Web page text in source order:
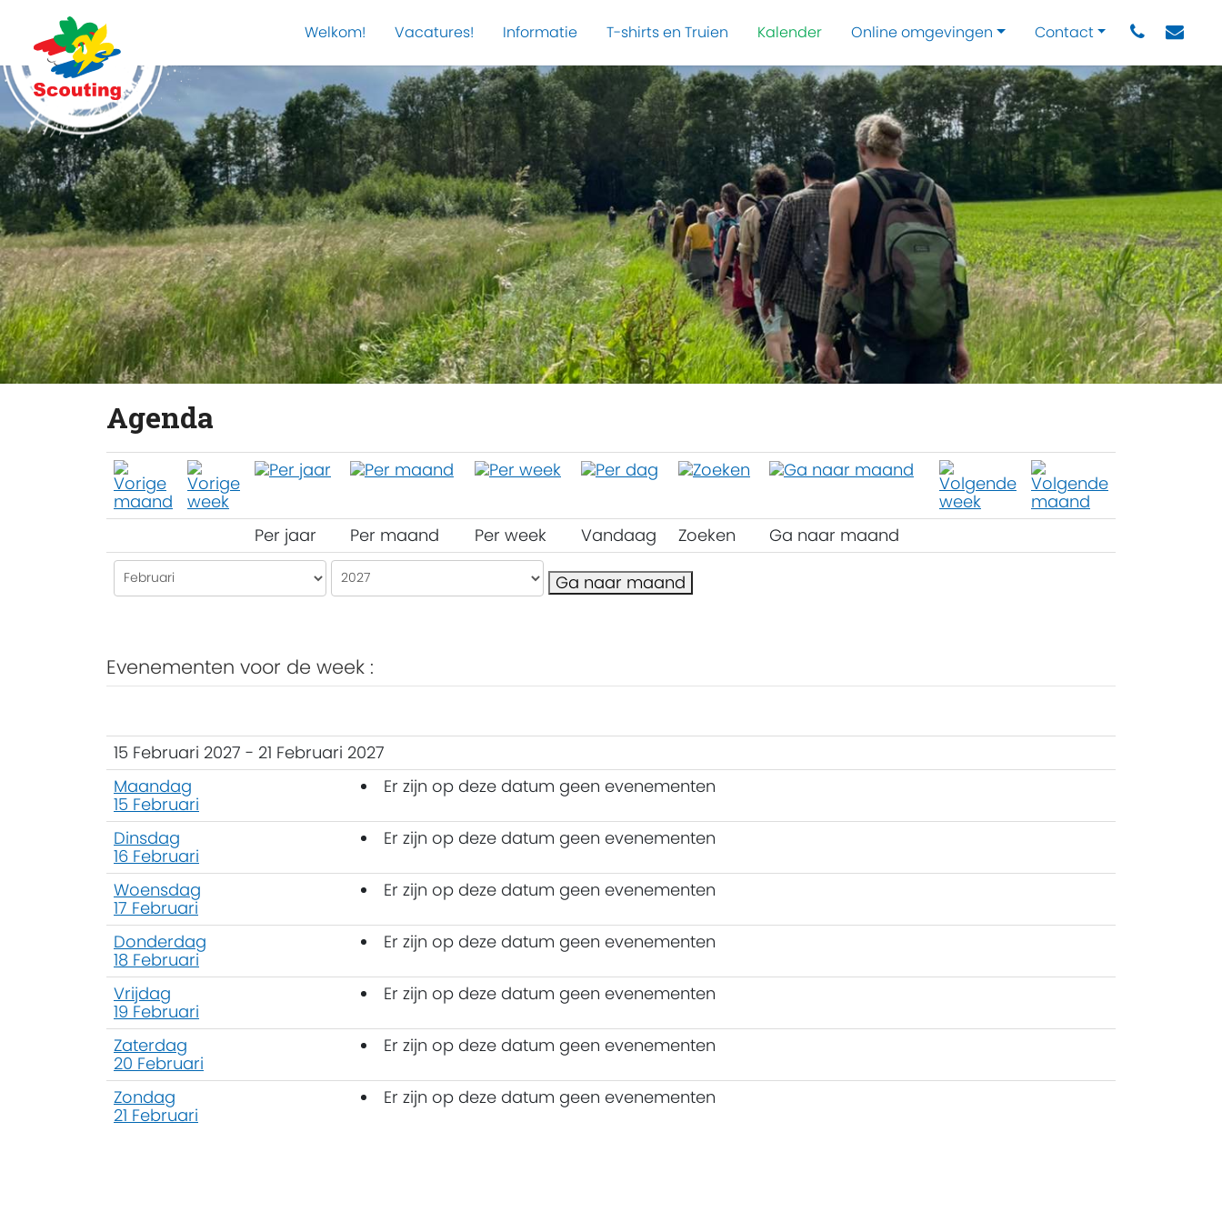
Welkom! Vacatures! Informatie T-shirts en Truien Kalender Online omgevingen Contact
Agenda
Per jaar Per maand Per week Vandaag Zoeken Ga naar maand
Ga naar maand
Evenementen voor de week :
15 Februari 2027 - 21 Februari 2027
Maandag
15 Februari
Er zijn op deze datum geen evenementen
Dinsdag
16 Februari
Er zijn op deze datum geen evenementen
Woensdag
17 Februari
Er zijn op deze datum geen evenementen
Donderdag
18 Februari
Er zijn op deze datum geen evenementen
Vrijdag
19 Februari
Er zijn op deze datum geen evenementen
Zaterdag
20 Februari
Er zijn op deze datum geen evenementen
Zondag
21 Februari
Er zijn op deze datum geen evenementen